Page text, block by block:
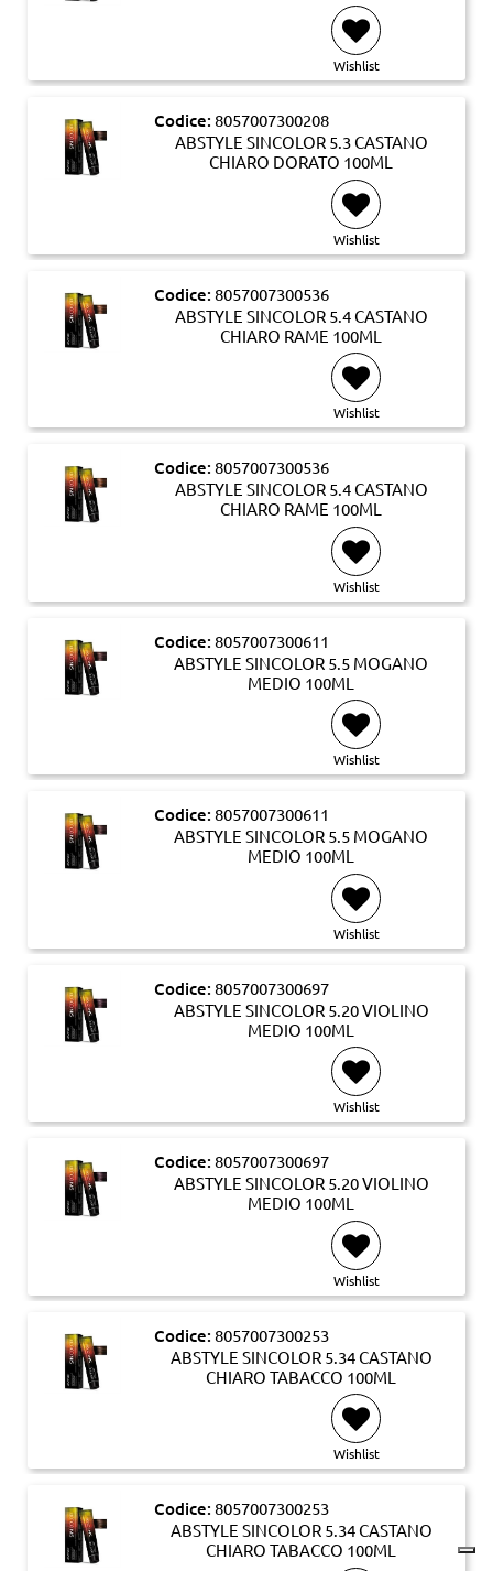
Wishlist
Codice: 8057007300208
ABSTYLE SINCOLOR 5.3 CASTANO
CHIARO DORATO 100ML
Wishlist
Codice: 8057007300536
ABSTYLE SINCOLOR 5.4 CASTANO
CHIARO RAME 100ML
Wishlist
Codice: 8057007300536
ABSTYLE SINCOLOR 5.4 CASTANO
CHIARO RAME 100ML
Wishlist
Codice: 8057007300611
ABSTYLE SINCOLOR 5.5 MOGANO
MEDIO 100ML
Wishlist
Codice: 8057007300611
ABSTYLE SINCOLOR 5.5 MOGANO
MEDIO 100ML
Wishlist
Codice: 8057007300697
ABSTYLE SINCOLOR 5.20 VIOLINO
MEDIO 100ML
Wishlist
Codice: 8057007300697
ABSTYLE SINCOLOR 5.20 VIOLINO
MEDIO 100ML
Wishlist
Codice: 8057007300253
ABSTYLE SINCOLOR 5.34 CASTANO
CHIARO TABACCO 100ML
Wishlist
Codice: 8057007300253
ABSTYLE SINCOLOR 5.34 CASTANO
CHIARO TABACCO 100ML